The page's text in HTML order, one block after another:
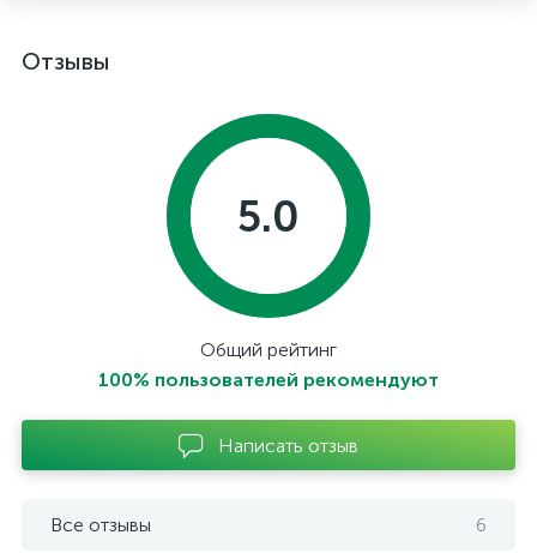
Отзывы
5.0
Общий рейтинг
100% пользователей рекомендуют
Написать отзыв
Все отзывы 6